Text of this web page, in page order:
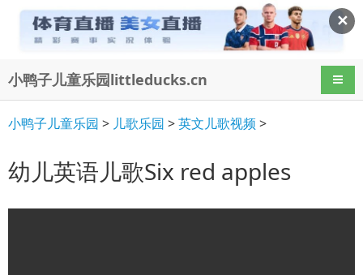
✕
小鸭子儿童乐园littleducks.cn 导航
小鸭子儿童乐园 > 儿歌乐园 >英文儿歌视频 >
幼儿英语儿歌Six red apples